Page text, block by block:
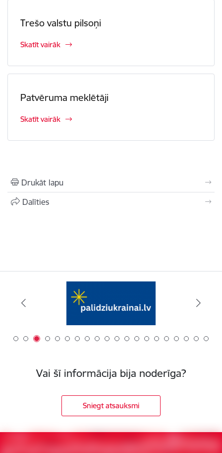
Trešo valstu pilsoņi
Skatīt vairāk
Patvēruma meklētāji
Skatīt vairāk
Drukāt lapu
Dalīties
Vai šī informācija bija noderīga?
Sniegt atsauksmi